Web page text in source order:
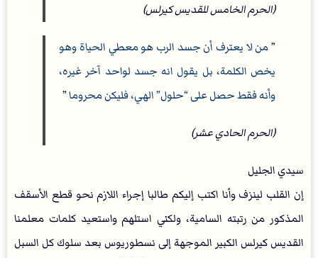
(الحرم الخامس للقديس كيرلس)
”من لا يعترف أن جسد الرب هو معطي الحياة وهو
يخص الكلمة، بل يقول انه جسد لواحد آخر غيره،
وأنه فقط حصل على “حلول” الهي، فليكن محروما”
(الحرم الحادي عشر)
سيدي الجليل
إن القلب لينزف وأنا اكتب إليكم طالبا إجراء اللازم نحو قطع الأسقف
المذكور من رتبته السامية، ولكني استلهم واستعيد كلمات معلمنا
القديس كيرلس الكبير الموجهة إلى نسطوريوس بعد سلوك كل السبل